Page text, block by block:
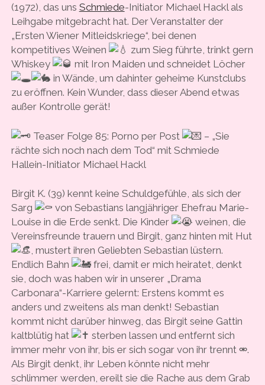
(1972), das uns Schmiede-Initiator Michael Hackl als
Leihgabe mitgebracht hat. Der Veranstalter der
„Ersten Wiener Mitleidskriege“, bei denen
kompetitives Weinen
zum Sieg führte, trinkt gern
Whiskey
mit Iron Maiden und schneidet Löcher
in Wände, um dahinter geheime Kunstclubs
zu eröffnen. Kein Wunder, dass dieser Abend etwas
außer Kontrolle gerät!
Teaser Folge 85: Porno per Post
– „Sie
rächte sich noch nach dem Tod“ mit Schmiede
Hallein-Initiator Michael Hackl
Birgit K. (39) kennt keine Schuldgefühle, als sich der
Sarg
von Sebastians langjähriger Ehefrau Marie-
Louise in die Erde senkt. Die Kinder
weinen, die
Vereinsfreunde trauern und Birgit, ganz hinten mit Hut
, mustert ihren Geliebten Sebastian lüstern.
Endlich Bahn
frei, damit er mich heiratet, denkt
sie, doch was haben wir in unserer „Drama
Carbonara“-Karriere gelernt: Erstens kommt es
anders und zweitens als man denkt! Sebastian
kommt nicht darüber hinweg, das Birgit seine Gattin
kaltblütig hat
sterben lassen und entfernt sich
immer mehr von ihr, bis er sich sogar von ihr trennt ⚮.
Als Birgit denkt, ihr Leben könnte nicht mehr
schlimmer werden, ereilt sie die Rache aus dem Grab